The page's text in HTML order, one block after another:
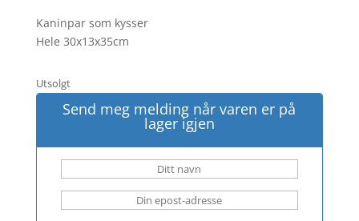
Kaninpar som kysser
Hele 30x13x35cm
Utsolgt
Send meg melding når varen er på
lager igjen